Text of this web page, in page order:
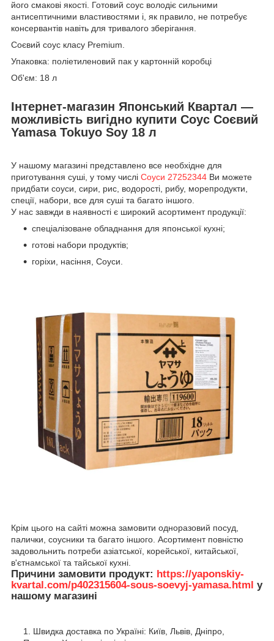
його смакові якості. Готовий соус володіє сильними
антисептичними властивостями і, як правило, не потребує
консервантів навіть для тривалого зберігання.
Соєвий соус класу Premium.
Упаковка: поліетиленовий пак у картонній коробці
Об'єм: 18 л
Інтернет-магазин Японський Квартал —
можливість вигідно купити Соус Соєвий
Yamasa Tokuyo Soy 18 л
У нашому магазині представлено все необхідне для
приготування суші, у тому числі Соуси 27252344 Ви можете
придбати соуси, сири, рис, водорості, рибу, морепродукти,
спеції, набори, все для суші та багато іншого.
У нас завжди в наявності є широкий асортимент продукції:
спеціалізоване обладнання для японської кухні;
готові набори продуктів;
горіхи, насіння, Соуси.
Крім цього на сайті можна замовити одноразовий посуд,
палички, соусники та багато іншого. Асортимент повністю
задовольнить потреби азіатської, корейської, китайської,
в'єтнамської та тайської кухні.
Причини замовити продукт: https://yaponskiy-
kvartal.com/p402315604-sous-soevyj-yamasa.html у
нашому магазині
Швидка доставка по Україні: Київ, Львів, Дніпро,